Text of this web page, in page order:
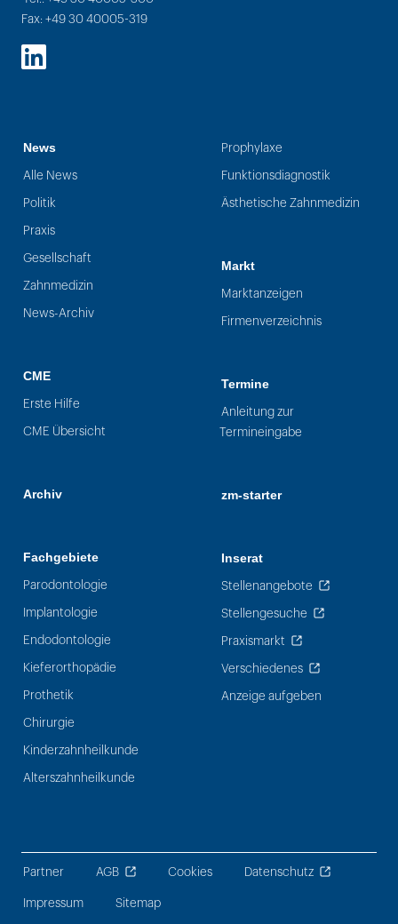
Fax: +49 30 40005-319
LinkedIn
News
Alle News
Politik
Praxis
Gesellschaft
Zahnmedizin
News-Archiv
CME
Erste Hilfe
CME Übersicht
Archiv
Fachgebiete
Parodontologie
Implantologie
Endodontologie
Kieferorthopädie
Prothetik
Chirurgie
Kinderzahnheilkunde
Alterszahnheilkunde
Prophylaxe
Funktionsdiagnostik
Ästhetische Zahnmedizin
Markt
Marktanzeigen
Firmenverzeichnis
Termine
Anleitung zur
Termineingabe
zm-starter
Inserat
Stellenangebote
Stellengesuche
Praxismarkt
Verschiedenes
Anzeige aufgeben
Partner AGB Cookies Datenschutz
Impressum Sitemap